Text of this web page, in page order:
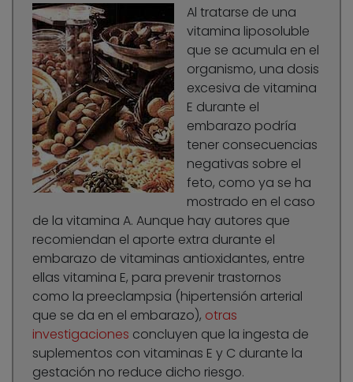
Al tratarse de una
vitamina liposoluble
que se acumula en el
organismo, una dosis
excesiva de vitamina
E durante el
embarazo podría
tener consecuencias
negativas sobre el
feto, como ya se ha
mostrado en el caso
de la vitamina A. Aunque hay autores que
recomiendan el aporte extra durante el
embarazo de vitaminas antioxidantes, entre
ellas vitamina E, para prevenir trastornos
como la preeclampsia (hipertensión arterial
que se da en el embarazo), otras
investigaciones concluyen que la ingesta de
suplementos con vitaminas E y C durante la
gestación no reduce dicho riesgo.